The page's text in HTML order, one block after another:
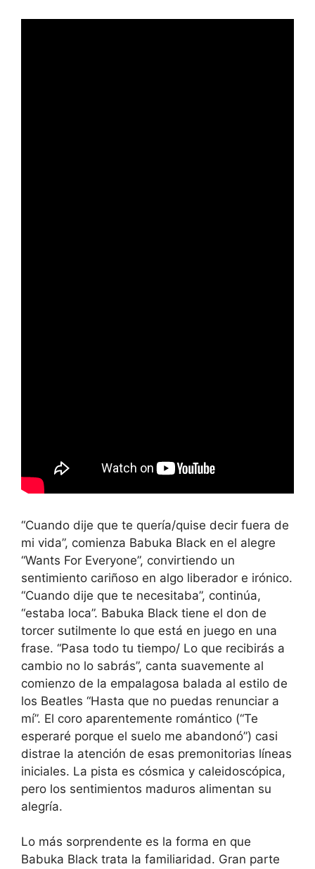
“Cuando dije que te quería/quise decir fuera de
mi vida”, comienza Babuka Black en el alegre
“Wants For Everyone”, convirtiendo un
sentimiento cariñoso en algo liberador e irónico.
“Cuando dije que te necesitaba”, continúa,
“estaba loca”. Babuka Black tiene el don de
torcer sutilmente lo que está en juego en una
frase. “Pasa todo tu tiempo/ Lo que recibirás a
cambio no lo sabrás”, canta suavemente al
comienzo de la empalagosa balada al estilo de
los Beatles “Hasta que no puedas renunciar a
mí”. El coro aparentemente romántico (“Te
esperaré porque el suelo me abandonó”) casi
distrae la atención de esas premonitorias líneas
iniciales. La pista es cósmica y caleidoscópica,
pero los sentimientos maduros alimentan su
alegría.
Lo más sorprendente es la forma en que
Babuka Black trata la familiaridad. Gran parte